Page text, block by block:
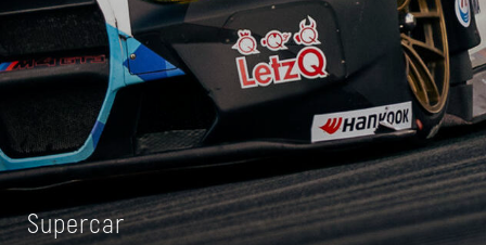
Supercar